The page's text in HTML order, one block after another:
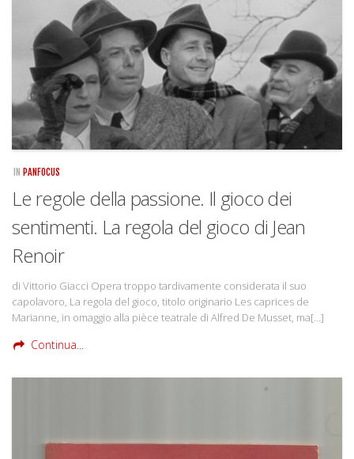
Copertine
Come eravamo
Mnemosyne
IN PANFOCUS
Le regole della passione. Il gioco dei
sentimenti. La regola del gioco di Jean
Renoir
di Vittorio Giacci Opera troppo tardivamente considerata il suo
capolavoro, La regola del gioco, titolo originario Les caprices de
Marianne, in omaggio alla pièce teatrale di Alfred De Musset, ma[…]
Continua...